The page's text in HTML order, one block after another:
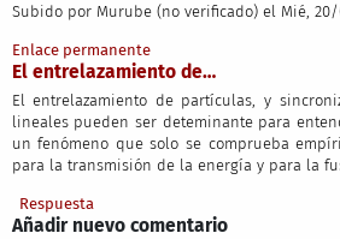
Subido por Murube (no verificado) el Mié, 20/
Enlace permanente
El entrelazamiento de…
El entrelazamiento de partículas, y
lineales pueden ser deteminante para
un fenómeno que solo se comprueba
para la transmisión de la energía y para la
Respuesta
Añadir nuevo comentario